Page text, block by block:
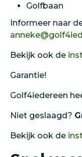
Golfbaan
Informeer naar
Bekijk ook de
Garantie!
Golf4iedereen
Niet geslaagd?
Bekijk ook de